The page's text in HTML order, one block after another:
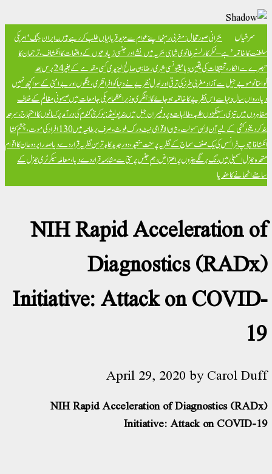
سرخیاں بحرانی صورتحال: مغربی رہنما اپنے عوام سے مزید قربانیاں طلب کر رہے ہیں۔ایران جنگ ‘امریکی
سلطنت کا خاتمہ’ ہے – ٹکر کارلسنبرطانوی شاہی بحریہ میں نشے اور جنسی زیادتیوں کے واقعات کا انکشاف، ترجمان کا
تبصرے سے انکار، تحقیقات کی یقین دہانی
تیونسی شہری رضا بن صالح الیزیدی کسی مقدمے کے بغیر 24 برس بعد
گوانتانوموبے جیل سے آزادمغربی طرز کی ترقی اور لبرل نظریے نے دنیا کو افراتفری، جنگوں اور بےامنی کے سوا کچھ نہیں
دیا، رواں سال دنیا سے اس نظریے کا خاتمہ ہو جائے گا: ہنگری وزیراعظمامریکی جامعات میں صیہونی مظالم کے خلاف
مظاہروں میں تیزی، سینکڑوں طلبہ، طالبات و پروفیسران جیل میں بندپولینڈ: یوکرینی گندم کی درآمد پر کسانوں کا احتجاج، سرحد
بند کر دی
خود کشی کے لیے آن لائن سہولت، بین الاقوامی نیٹ ورک ملوث، صرف برطانیہ میں 130 افراد کی موت، چشم کشا
انکشافاتپوپ فرانسس کی یک صنف سماج کے نظریہ پر سخت تنقید، دور جدید کا بدترین نظریہ قرار دے دیاصدر ایردوعان کا اقوام
متحدہ جنرل اسمبلی میں رنگ برنگے بینروں پر اعتراض، ہم جنس پرستی سے مشابہہ قرار دے دیا، معاملہ سیکرٹری جنرل کے
سامنے اٹھانے کا عندیا
NIH Rapid Acceleration of
Diagnostics (RADx)
Initiative: Attack on COVID-
19
April 29, 2020 byCarol Duff
NIH Rapid Acceleration of Diagnostics (RADx)
Initiative: Attack on COVID-19